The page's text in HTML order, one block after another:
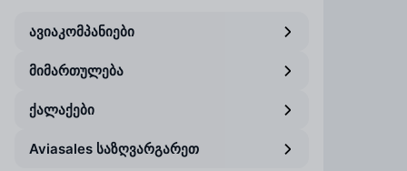
ავიაკომპანიები
მიმართულება
ქალაქები
Aviasales საზღვარგარეთ